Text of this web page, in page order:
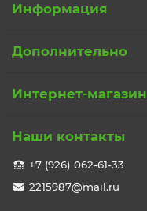
Информация
Дополнительно
Интернет-магазин
Наши контакты
+7 (926) 062-61-33
2215987@mail.ru